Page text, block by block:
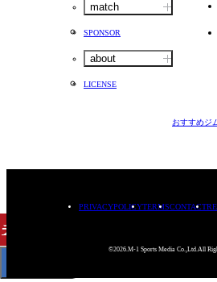
チケット
match
SPONSOR
about
LICENSE
おすすめジ
PRIVACYPOLICYTERMSCONTACT
©2026.M-1 Sports Media Co.,Ltd.All